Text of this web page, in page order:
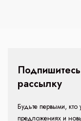
рассылку
Будьте первыми,
предложениях и